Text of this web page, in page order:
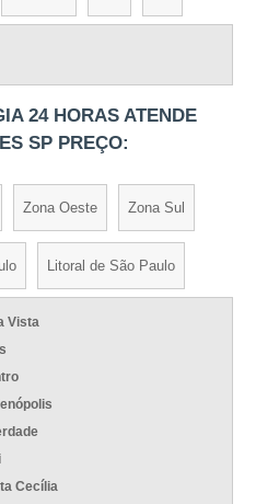
24 HORAS ATENDE
SP PREÇO:
Zona Oeste Zona Sul
Litoral de São Paulo
Vista
Cecília